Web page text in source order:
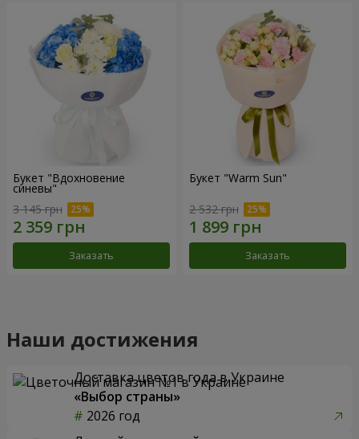
Букет "Вдохновение
синевы"
3 145 грн
Заказать
Букет "Warm Sun"
2 532 грн
Заказать
Наши достижения
Доставка цветов года в Украине
«Выбор страны»
2026 год